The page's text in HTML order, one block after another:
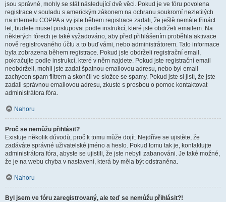
jsou správné, mohly se stát následující dvě věci. Pokud je ve fóru povolena
registrace v souladu s americkým zákonem na ochranu soukromí nezletilých
na internetu COPPA a vy jste během registrace zadali, že ještě nemáte třináct
let, budete muset postupovat podle instrukcí, které jste obdrželi emailem. Na
některých fórech je také vyžadováno, aby před přihlášením proběhla aktivace
nově registrovaného účtu a to buď vámi, nebo administrátorem. Tato informace
byla zobrazena během registrace. Pokud jste obdrželi registrační email,
pokračujte podle instrukcí, které v něm najdete. Pokud jste registrační email
neobdrželi, mohli jste zadat špatnou emailovou adresu, nebo byl email
zachycen spam filtrem a skončil ve složce se spamy. Pokud jste si jistí, že jste
zadali správnou emailovou adresu, zkuste s prosbou o pomoc kontaktovat
administrátora fóra.
Nahoru
Proč se nemůžu přihlásit?
Existuje několik důvodů, proč k tomu může dojít. Nejdříve se ujistěte, že
zadáváte správné uživatelské jméno a heslo. Pokud tomu tak je, kontaktujte
administrátora fóra, abyste se ujistili, že jste nebyli zabanováni. Je také možné,
že je na webu chyba v nastavení, která by měla být odstraněna.
Nahoru
Byl jsem ve fóru zaregistrovaný, ale teď se nemůžu přihlásit?!